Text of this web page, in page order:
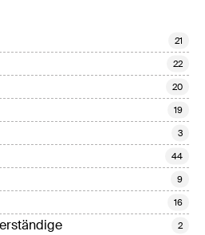
21
22
20
19
3
44
9
16
2